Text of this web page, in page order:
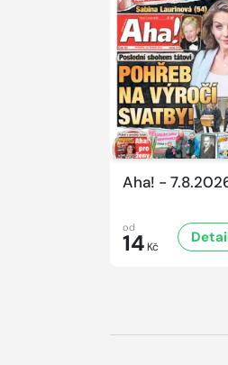
Aha! -
od
14 Kč